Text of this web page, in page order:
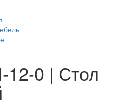
12-0 | Стол